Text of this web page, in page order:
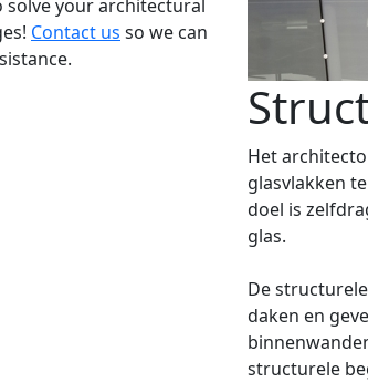
solve your architectural
Contact us so we can
Het
glasvlakken
doel is
glas.
De
daken en
structurele